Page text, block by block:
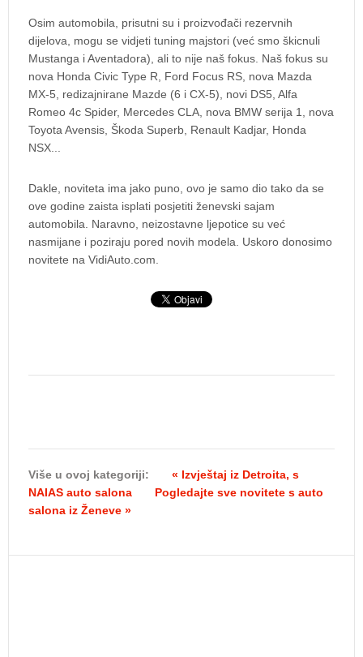
Osim automobila, prisutni su i proizvođači rezervnih
dijelova, mogu se vidjeti tuning majstori (već smo škicnuli
Mustanga i Aventadora), ali to nije naš fokus. Naš fokus su
nova Honda Civic Type R, Ford Focus RS, nova Mazda
MX-5, redizajnirane Mazde (6 i CX-5), novi DS5, Alfa
Romeo 4c Spider, Mercedes CLA, nova BMW serija 1, nova
Toyota Avensis, Škoda Superb, Renault Kadjar, Honda
NSX...
Dakle, noviteta ima jako puno, ovo je samo dio tako da se
ove godine zaista isplati posjetiti ženevski sajam
automobila. Naravno, neizostavne ljepotice su već
nasmijane i poziraju pored novih modela. Uskoro donosimo
novitete na VidiAuto.com.
Više u ovoj kategoriji:
« Izvještaj iz Detroita, s
NAIAS auto salona
Pogledajte sve novitete s auto
salona iz Ženeve »